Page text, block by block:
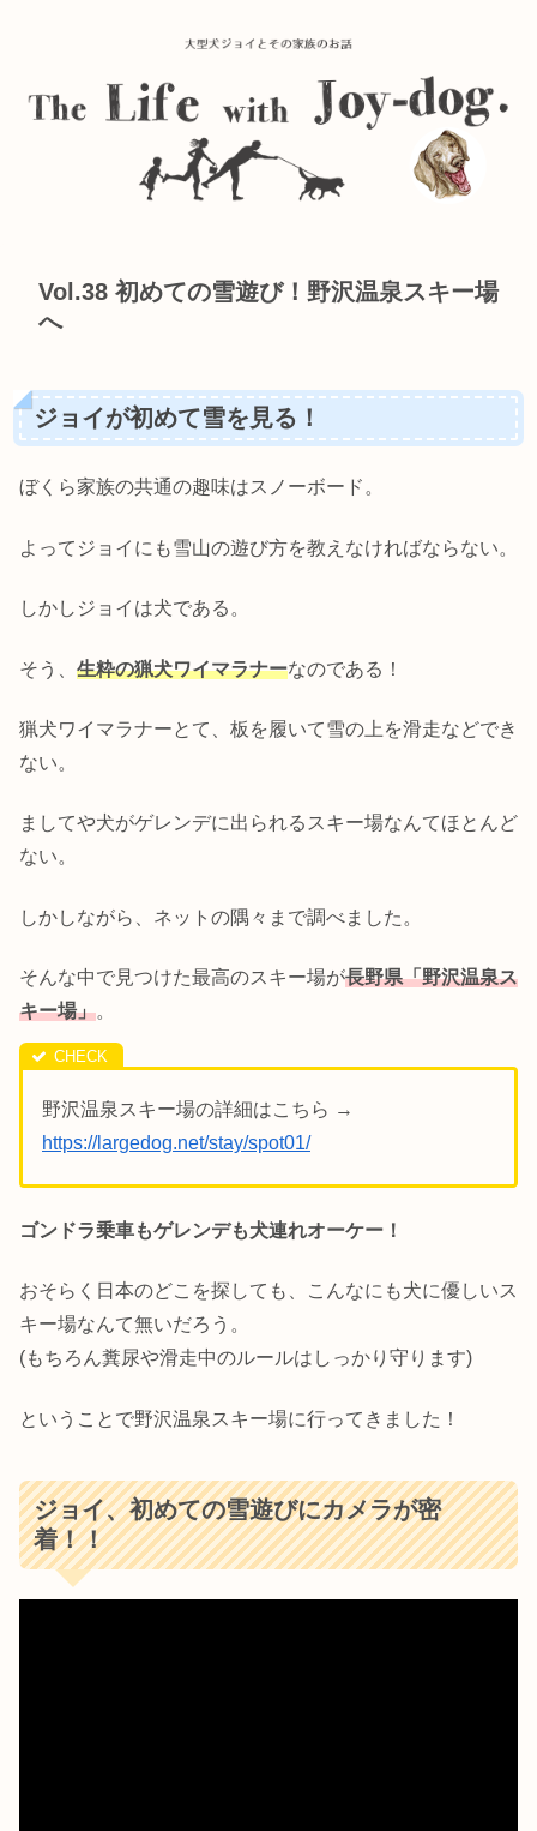
Vol.38 初めての雪遊び！野沢温泉スキー場
へ
ジョイが初めて雪を見る！
ぼくら家族の共通の趣味はスノーボード。
よってジョイにも雪山の遊び方を教えなければならない。
しかしジョイは犬である。
そう、 生粋の猟犬ワイマラナーなのである！
猟犬ワイマラナーとて、板を履いて雪の上を滑走などでき
ない。
ましてや犬がゲレンデに出られるスキー場なんてほとんど
ない。
しかしながら、ネットの隅々まで調べました。
そんな中で見つけた最高のスキー場が長野県「野沢温泉ス
キー場」。
野沢温泉スキー場の詳細はこちら →
https://largedog.net/stay/spot01/
ゴンドラ乗車もゲレンデも犬連れオーケー！
おそらく日本のどこを探しても、こんなにも犬に優しいス
キー場なんて無いだろう。
(もちろん糞尿や滑走中のルールはしっかり守ります)
ということで野沢温泉スキー場に行ってきました！
ジョイ、初めての雪遊びにカメラが密
着！！